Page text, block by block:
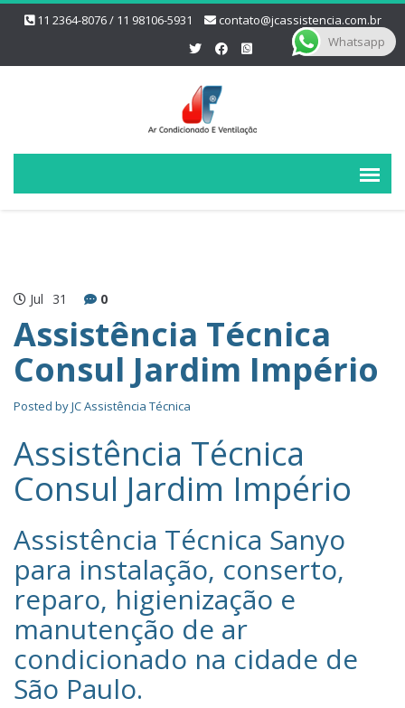
11 2364-8076 / 11 98106-5931 contato@jcassistencia.com.br
Jul 31 0
Assistência Técnica
Consul Jardim Império
Posted byJC Assistência Técnica
Assistência Técnica
Consul Jardim Império
Assistência Técnica Sanyo‎
para instalação, conserto,
reparo, higienização e
manutenção de ar
condicionado na cidade de
São Paulo.
Whatsapp